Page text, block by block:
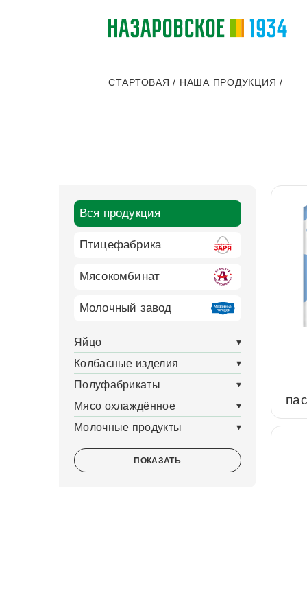
СТАРТОВАЯ/НАША ПРОДУКЦИЯ/
Вся продукция
Птицефабрика
Мясокомбинат
Молочный завод
Яйцо
Колбасные изделия
Полуфабрикаты
Мясо охлаждённое
Молочные продукты